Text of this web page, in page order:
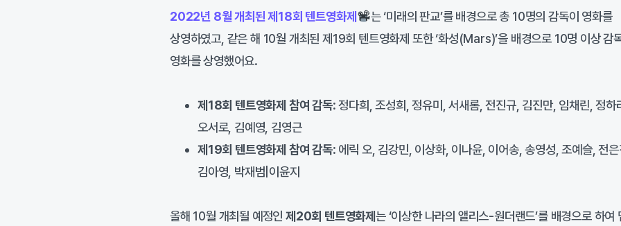
2022년 8월 개최된 제18회 텐트영화제
는 ‘미래의 판교’를 배경으로 총 10명의 감독이 영화를
상영하였고, 같은 해 10월 개최된 제19회 텐트영화제 또한 ‘화성(Mars)’을 배경으로 10명 이상 감
영화를 상영했어요.
제18회 텐트영화제 참여 감독: 정다희, 조성희, 정유미, 서새롬, 전진규, 김진만, 임채린, 정하
오서로, 김예영, 김영근
제19회 텐트영화제 참여 감독: 에릭 오, 김강민, 이상화, 이나윤, 이어송, 송영성, 조예슬, 전
김아영, 박재범|이윤지
올해 10월 개최될 예정인 제20회 텐트영화제는 ‘이상한 나라의 앨리스-원더랜드’를 배경으로 하여